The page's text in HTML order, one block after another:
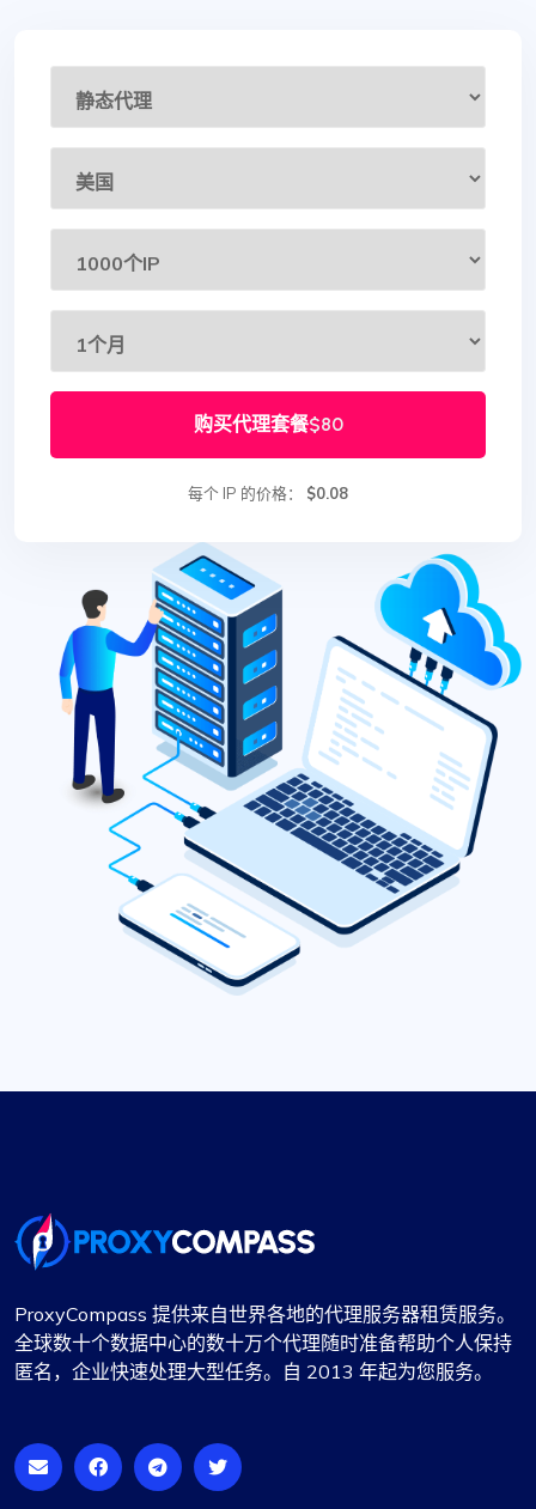
购买代理套餐$80
每个 IP 的价格： $0.08
ProxyCompass 提供来自世界各地的代理服务器租赁服务。
全球数十个数据中心的数十万个代理随时准备帮助个人保持
匿名，企业快速处理大型任务。自 2013 年起为您服务。